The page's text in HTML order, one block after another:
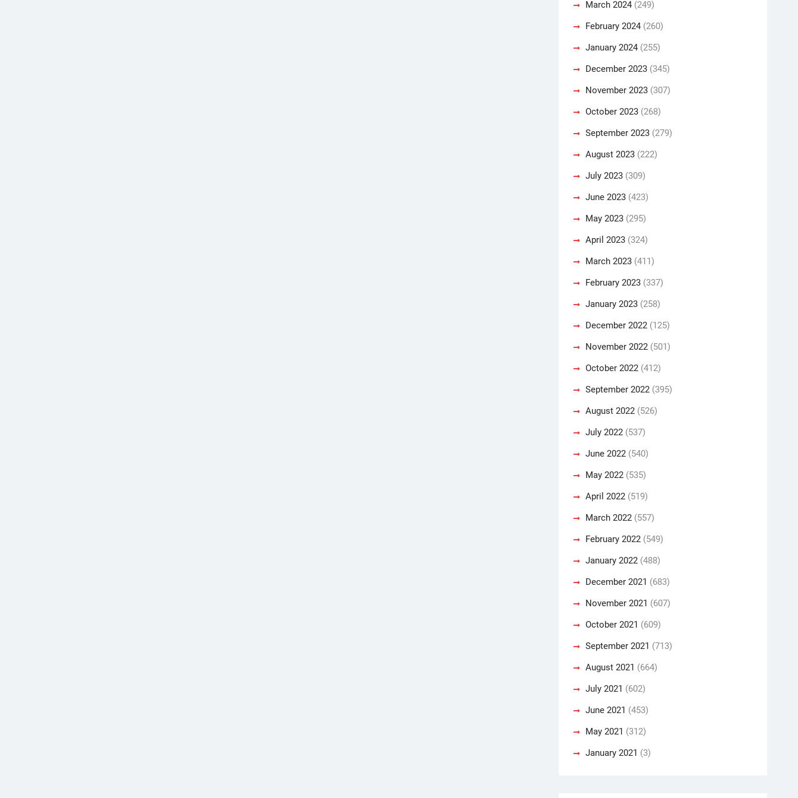
March 2024 (249)
February 2024 (260)
January 2024 (255)
December 2023 (345)
November 2023 (307)
October 2023 (268)
September 2023 (279)
August 2023 (222)
July 2023 (309)
June 2023 (423)
May 2023 (295)
April 2023 (324)
March 2023 (411)
February 2023 (337)
January 2023 (258)
December 2022 (125)
November 2022 (501)
October 2022 (412)
September 2022 (395)
August 2022 (526)
July 2022 (537)
June 2022 (540)
May 2022 (535)
April 2022 (519)
March 2022 (557)
February 2022 (549)
January 2022 (488)
December 2021 (683)
November 2021 (607)
October 2021 (609)
September 2021 (713)
August 2021 (664)
July 2021 (602)
June 2021 (453)
May 2021 (312)
January 2021 (3)